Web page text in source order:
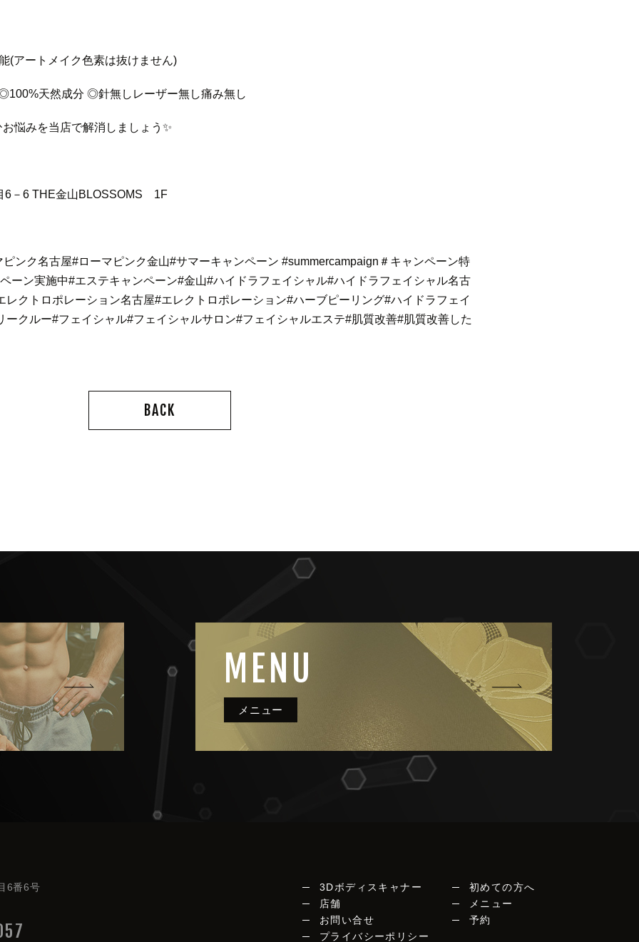
(アートメイク色素は抜けません)
天然成分 ◎針無しレーザー無し痛み無し
悩みを当店で解消しましょう✨
6－6 THE金山BLOSSOMS 1F
ピンク名古屋#ローマピンク金山#サマーキャンペーン #summercampaign ＃キャンペーン特
ーン実施中#エステキャンペーン#金山#ハイドラフェイシャル#ハイドラフェイシャル名古
レクトロポレーション名古屋#エレクトロポレーション#ハーブピーリング#ハイドラフェイ
ークルー#フェイシャル#フェイシャルサロン#フェイシャルエステ#肌質改善#肌質改善した
BACK
MENU
6番6号 3Dボディスキャナー
初めての方へ
店舗
メニュー
お問い合せ
予約
プライバシーポリシー